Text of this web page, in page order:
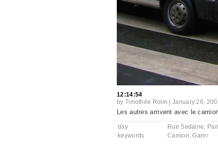
12:14:54
by Timothée Rolin |January 26,
Les autres arrivent avec le
day
Rue Sedaine,
keywords
Camion,Garer